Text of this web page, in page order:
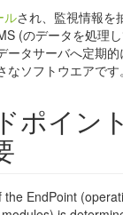
ルされ、監視情報を
(のデータを処理
ータサーバへ定期的
ソフトウエアです。
ポイント
EndPoint